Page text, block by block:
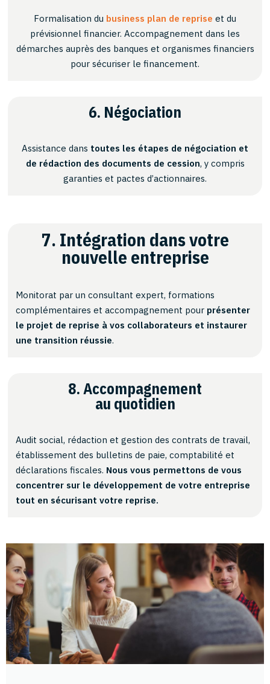
Formalisation du business plan de reprise et du
prévisionnel financier. Accompagnement dans les
démarches auprès des banques et organismes financiers
pour sécuriser le financement.
6. Négociation
Assistance dans toutes les étapes de négociation et
de rédaction des documents de cession, y compris
garanties et pactes d’actionnaires.
7. Intégration dans votre
nouvelle entreprise
Monitorat par un consultant expert, formations
complémentaires et accompagnement pour présenter
le projet de reprise à vos collaborateurs et instaurer
une transition réussie.
8. Accompagnement
au quotidien
Audit social, rédaction et gestion des contrats de travail,
établissement des bulletins de paie, comptabilité et
déclarations fiscales. Nous vous permettons de vous
concentrer sur le développement de votre entreprise
tout en sécurisant votre reprise.